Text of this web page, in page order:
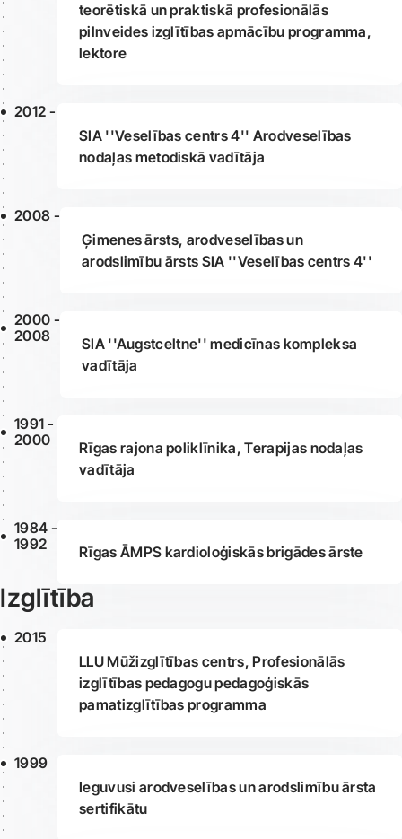
teorētiskā un praktiskā profesionālās
pilnveides izglītības apmācību programma,
lektore
2012 -
SIA ''Veselības centrs 4'' Arodveselības
nodaļas metodiskā vadītāja
2008 -
Ģimenes ārsts, arodveselības un
arodslimību ārsts SIA ''Veselības centrs 4''
2000 -
2008
SIA ''Augstceltne'' medicīnas kompleksa
vadītāja
1991 -
2000
Rīgas rajona poliklīnika, Terapijas nodaļas
vadītāja
1984 -
1992
Rīgas ĀMPS kardioloģiskās brigādes ārste
Izglītība
2015
LLU Mūžizglītības centrs, Profesionālās
izglītības pedagogu pedagoģiskās
pamatizglītības programma
1999
Ieguvusi arodveselības un arodslimību ārsta
sertifikātu